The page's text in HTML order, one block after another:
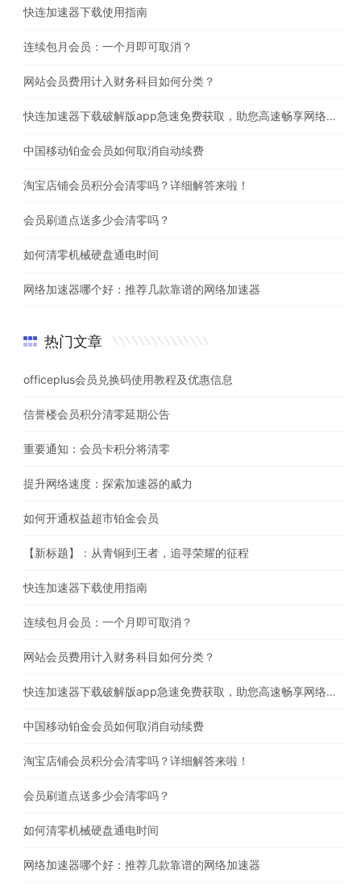
快连加速器下载使用指南
连续包月会员：一个月即可取消？
网站会员费用计入财务科目如何分类？
快连加速器下载破解版app急速免费获取，助您高速畅享网络体验
中国移动铂金会员如何取消自动续费
淘宝店铺会员积分会清零吗？详细解答来啦！
会员刷道点送多少会清零吗？
如何清零机械硬盘通电时间
网络加速器哪个好：推荐几款靠谱的网络加速器
热门文章
officeplus会员兑换码使用教程及优惠信息
信誉楼会员积分清零延期公告
重要通知：会员卡积分将清零
提升网络速度：探索加速器的威力
如何开通权益超市铂金会员
【新标题】：从青铜到王者，追寻荣耀的征程
快连加速器下载使用指南
连续包月会员：一个月即可取消？
网站会员费用计入财务科目如何分类？
快连加速器下载破解版app急速免费获取，助您高速畅享网络体验
中国移动铂金会员如何取消自动续费
淘宝店铺会员积分会清零吗？详细解答来啦！
会员刷道点送多少会清零吗？
如何清零机械硬盘通电时间
网络加速器哪个好：推荐几款靠谱的网络加速器